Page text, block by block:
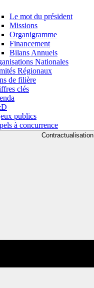
Le mot du président
Missions
Organigramme
Financement
Bilans Annuels
Nationales
Régionaux
de filière
clés
publics
à concurrence
Contractualisation